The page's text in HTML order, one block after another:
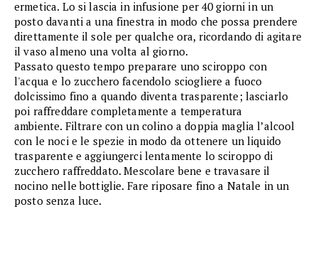
ermetica. Lo si lascia in infusione per 40 giorni in un
posto davanti a una finestra in modo che possa prendere
direttamente il sole per qualche ora, ricordando di agitare
il vaso almeno una volta al giorno.
Passato questo tempo preparare uno sciroppo con
l'acqua e lo zucchero facendolo sciogliere a fuoco
dolcissimo fino a quando diventa trasparente; lasciarlo
poi raffreddare completamente a temperatura
ambiente. Filtrare con un colino a doppia maglia l’alcool
con le noci e le spezie in modo da ottenere un liquido
trasparente e aggiungerci lentamente lo sciroppo di
zucchero raffreddato. Mescolare bene e travasare il
nocino nelle bottiglie. Fare riposare fino a Natale in un
posto senza luce.